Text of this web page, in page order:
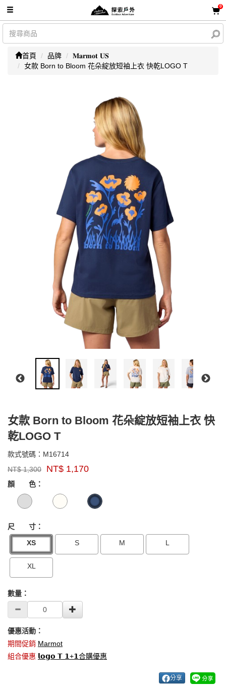
0
首頁 品牌
𝐌𝐚𝐫𝐦𝐨𝐭 𝐔𝐒
女款 Born to Bloom 花朵綻放短袖上衣 快乾LOGO T
女款 Born to Bloom 花朵綻放短袖上衣 快
乾LOGO T
款式號碼： M16714M16714
牌：
Marmot
NT$1,300 NT$ 1,170
GOODS000000000000006189708
顏 色：
尺 寸：
XS
S M L
XL
數量：
優惠活動：
期間促銷 Marmot
組合優惠 𝗹𝗼𝗴𝗼 𝗧 𝟭+𝟭合購優惠
分享